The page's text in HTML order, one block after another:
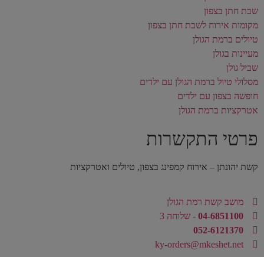
שבת חתן בצפון
מקומות אירוח לשבת חתן בצפון
טיולים ברמת הגולן
מעיינות בגולן
שביל גולן
מסלולי טיול ברמת הגולן עם ילדים
חופשה בצפון עם ילדים
אטרקציות ברמת הגולן
פרטי התקשרות
קשת יהונתן – אירוח קמפינג בצפון, טיולים ואטרקציות
מושב קשת רמת הגולן
04-6851100 - שלוחה 3
052-6121370
ky-orders@mkeshet.net